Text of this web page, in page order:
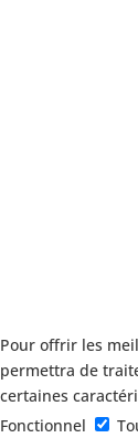
Pour offrir les
permettra de
certaines
Fonctionnel